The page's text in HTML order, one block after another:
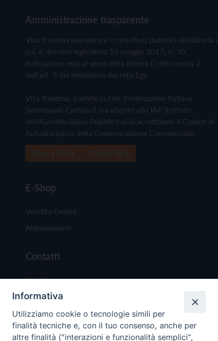
Amministrazione trasparente
Vita Trentina percepisce i contributi pubblici all'editoria
cui al decreto legislativo 15 maggio 2017, n. 70.
Indicazione resa ai sensi della lettera f) del comma 2
dell'art. 5 del medesimo decreto Lgs.
Vita Trentina, tramite la Fisc (Federazione Italiana
Settimanali Cattolici), ha aderito allo IAP (Istituto
dell'Autodisciplina Pubblicitaria) accettando il Codice di
Autodisciplina della Comunicazione Commerciale
E-Shop
Vendita Online
Abbonamenti
Contatti
Chi Siamo
Redazione
Scrivici
Informativa
Utilizziamo cookie o tecnologie simili per
finalità tecniche e, con il tuo consenso, anche per
altre finalità ("interazioni e funzionalità semplici",